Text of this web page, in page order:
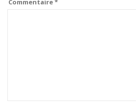
Commentaire*